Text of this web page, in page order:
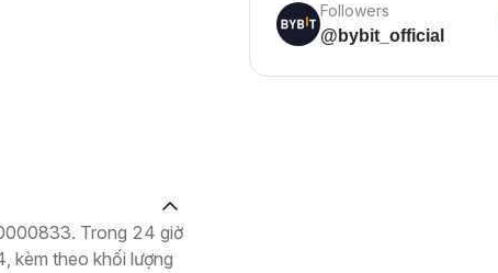
Trong 24 giờ
kèm theo khối lượng
Followers
@bybit_official